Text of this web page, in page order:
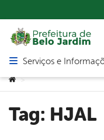
Abrir menu principal
Serviços e
Você está aqui:
>
Tag: HJAL